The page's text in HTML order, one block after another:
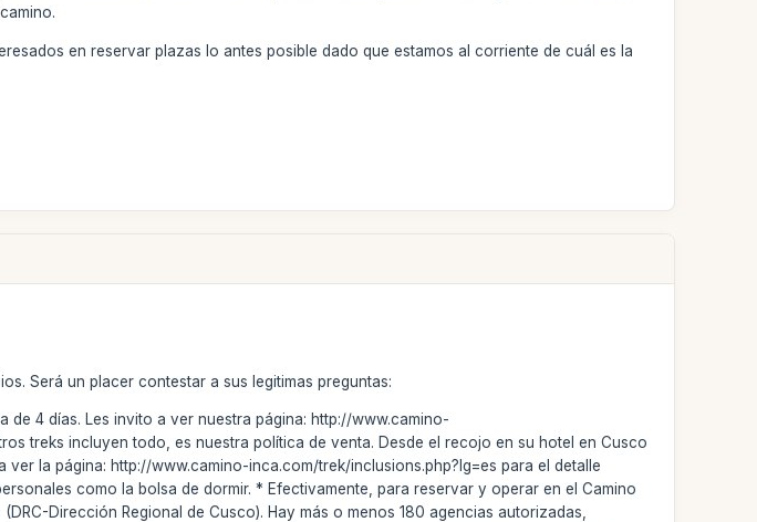
en reservar plazas lo antes posible dado que estamos al corriente de cuál es la
Será un placer contestar a sus legitimas preguntas:
4 días. Les invito a ver nuestra página: http://www.camino-
treks incluyen todo, es nuestra política de venta. Desde el recojo en su hotel en Cusco
la página: http://www.camino-inca.com/trek/inclusions.php?lg=es para el detalle
como la bolsa de dormir. * Efectivamente, para reservar y operar en el Camino
Dirección Regional de Cusco). Hay más o menos 180 agencias autorizadas,